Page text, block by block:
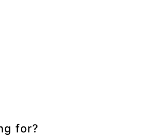
for?